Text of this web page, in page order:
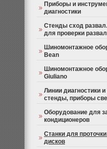
Приборы и
диагностики
Стенды сход
для проверки
Шиномонтажное
Bean
Шиномонтажное
Giuliano
Линии диагностики
стенды, приборы
Оборудование для
кондиционеров
Станки для
дисков